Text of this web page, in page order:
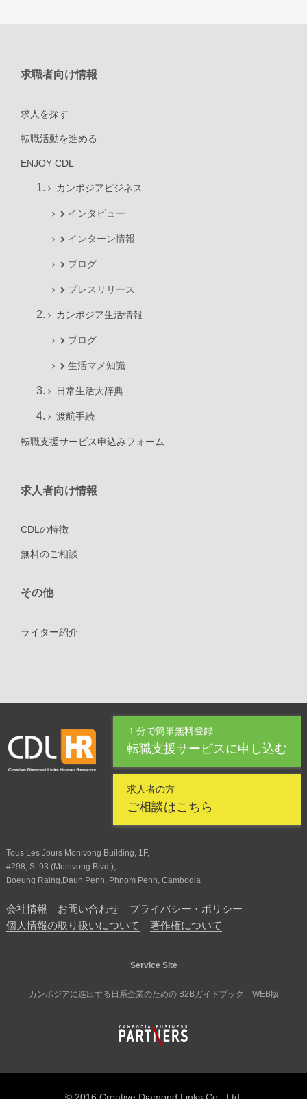
求職者向け情報
求人を探す
転職活動を進める
ENJOY CDL
カンボジアビジネス
インタビュー
インターン情報
ブログ
プレスリリース
カンボジア生活情報
ブログ
生活マメ知識
日常生活大辞典
渡航手続
転職支援サービス申込みフォーム
求人者向け情報
CDLの特徴
無料のご相談
その他
ライター紹介
１分で簡単無料登録
転職支援サービスに申し込む
求人者の方
ご相談はこちら
Tous Les Jours Monivong Building, 1F,
#298, St.93 (Monivong Blvd.),
Boeung Raing,Daun Penh, Phnom Penh, Cambodia
会社情報 お問い合わせ
プライバシー・ポリシー
個人情報の取り扱いについて
著作権について
Service Site
カンボジアに進出する日系企業のための B2Bガイドブック WEB版
© 2016 Creative Diamond Links Co., Ltd.